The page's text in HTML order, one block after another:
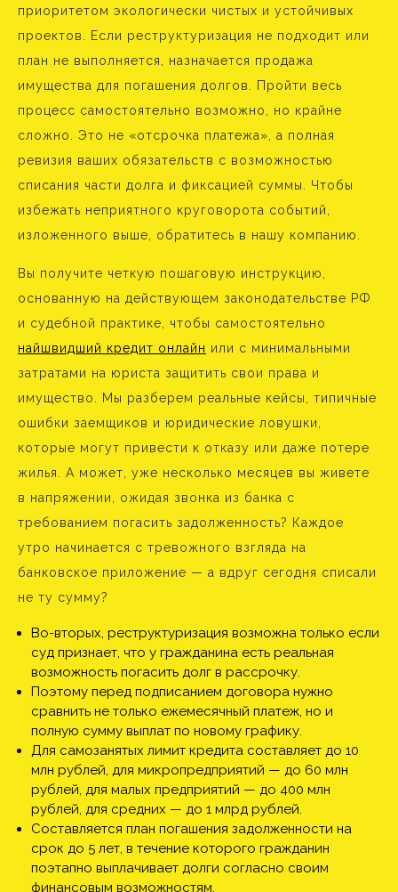
приоритетом экологически чистых и устойчивых
проектов. Если реструктуризация не подходит или
план не выполняется, назначается продажа
имущества для погашения долгов. Пройти весь
процесс самостоятельно возможно, но крайне
сложно. Это не «отсрочка платежа», а полная
ревизия ваших обязательств с возможностью
списания части долга и фиксацией суммы. Чтобы
избежать неприятного круговорота событий,
изложенного выше, обратитесь в нашу компанию.
Вы получите четкую пошаговую инструкцию,
основанную на действующем законодательстве РФ
и судебной практике, чтобы самостоятельно
найшвидший кредит онлайн или с минимальными
затратами на юриста защитить свои права и
имущество. Мы разберем реальные кейсы, типичные
ошибки заемщиков и юридические ловушки,
которые могут привести к отказу или даже потере
жилья. А может, уже несколько месяцев вы живете
в напряжении, ожидая звонка из банка с
требованием погасить задолженность? Каждое
утро начинается с тревожного взгляда на
банковское приложение — а вдруг сегодня списали
не ту сумму?
Во-вторых, реструктуризация возможна только если
суд признает, что у гражданина есть реальная
возможность погасить долг в рассрочку.
Поэтому перед подписанием договора нужно
сравнить не только ежемесячный платеж, но и
полную сумму выплат по новому графику.
Для самозанятых лимит кредита составляет до 10
млн рублей, для микропредприятий — до 60 млн
рублей, для малых предприятий — до 400 млн
рублей, для средних — до 1 млрд рублей.
Составляется план погашения задолженности на
срок до 5 лет, в течение которого гражданин
поэтапно выплачивает долги согласно своим
финансовым возможностям.